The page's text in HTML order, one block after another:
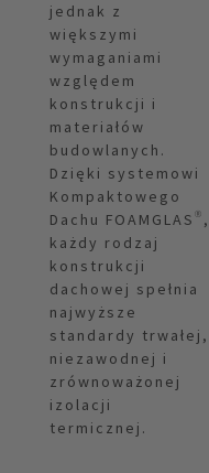
jednak z
większymi
wymaganiami
względem
konstrukcji i
materiałów
budowlanych.
Dzięki systemowi
Kompaktowego
Dachu FOAMGLAS®,
każdy rodzaj
konstrukcji
dachowej spełnia
najwyższe
standardy trwałej,
niezawodnej i
zrównoważonej
izolacji
termicznej.